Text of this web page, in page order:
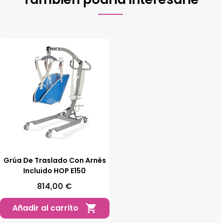
Grúa De Traslado Con Arnés
Incluido HOP E150
814,00 €
Añadir al carrito
